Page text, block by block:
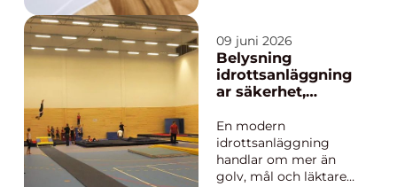
totalrenovering eller
en nyproduktion. Ett
bra företag skapar
trygghet, håller
samt t...
09 juni 2026
Belysning
idrottsanläggning
ar säkerhet,
smartare
underhåll
En modern
idrottsanläggning
handlar om mer än
golv, mål och läktare.